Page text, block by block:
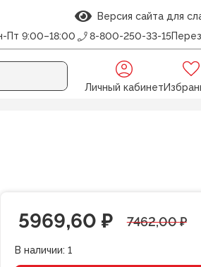
Версия сайта для
Пт 9:00–18:00 8-800-250-33-15
Личный кабинет
в ком
7462,00₽
Первоначальная
цена
5969,60 ₽
Текущая
цена:
В наличии: 1